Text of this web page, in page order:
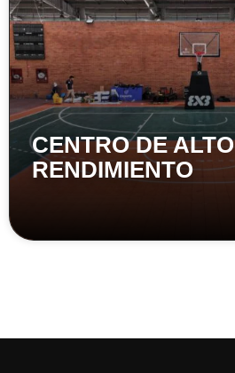
CENTRO DE ALTO
RENDIMIENTO